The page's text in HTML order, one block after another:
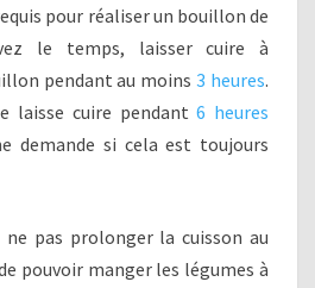
pour réaliser un bouillon de
le temps, laisser cuire à
pendant au moins3 heures.
laisse cuire pendant6 heures
demande si cela est toujours
ne pas prolonger la cuisson au
pouvoir manger les légumes à